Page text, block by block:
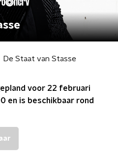
De Staat van Stasse
voor 22 februari
en is beschikbaar rond